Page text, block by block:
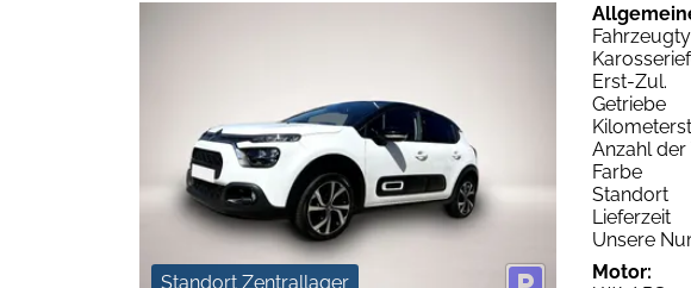
Standort Zentrallager
Erst-Zul.
Getriebe
Anzahl der
Farbe
Standort
Lieferzeit
Unsere
Motor: